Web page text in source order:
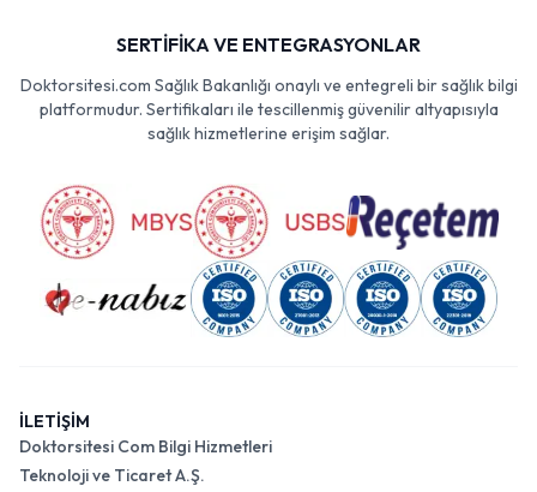
SERTİFİKA VE ENTEGRASYONLAR
Doktorsitesi.com Sağlık Bakanlığı onaylı ve entegreli bir sağlık bilgi
platformudur. Sertifikaları ile tescillenmiş güvenilir altyapısıyla
sağlık hizmetlerine erişim sağlar.
İLETİŞİM
Doktorsitesi Com Bilgi Hizmetleri
Teknoloji ve Ticaret A.Ş.